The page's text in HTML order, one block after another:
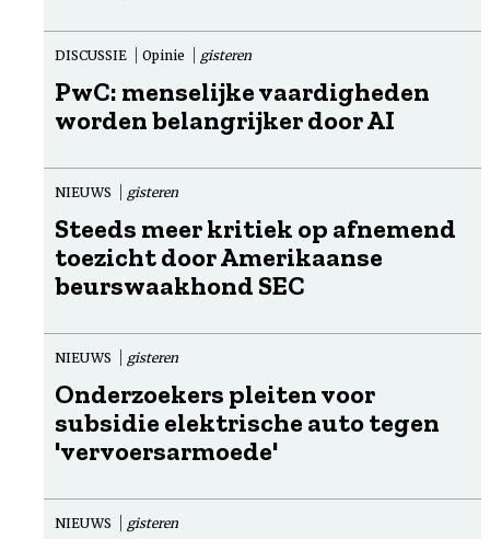
DISCUSSIE Opinie gisteren
PwC: menselijke vaardigheden
worden belangrijker door AI
NIEUWS gisteren
Steeds meer kritiek op afnemend
toezicht door Amerikaanse
beurswaakhond SEC
NIEUWS gisteren
Onderzoekers pleiten voor
subsidie elektrische auto tegen
'vervoersarmoede'
NIEUWS gisteren